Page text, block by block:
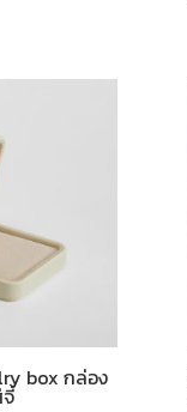
box กล่อง